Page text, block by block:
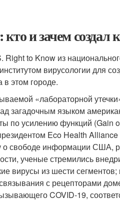
и зачем создал
to Know из
вирусологии для
в этом городе.
«лабораторной
загадочным языком
по усилению функций (Gain
Eco Health
о свободе информации США,
ученые стремились
вирусы из шести
с рецепторами
COVID-19,